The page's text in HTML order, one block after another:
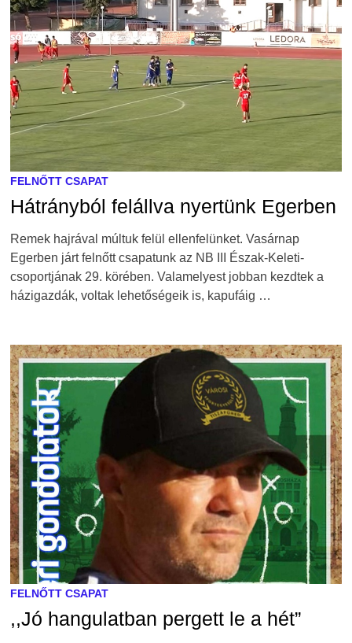
FELNŐTT CSAPAT
Hátrányból felállva nyertünk Egerben
Remek hajrával múltuk felül ellenfelünket. Vasárnap
Egerben járt felnőtt csapatunk az NB III Észak-Keleti-
csoportjának 29. körében. Valamelyest jobban kezdtek a
házigazdák, voltak lehetőségeik is, kapufáig …
FELNŐTT CSAPAT
,,Jó hangulatban pergett le a hét”